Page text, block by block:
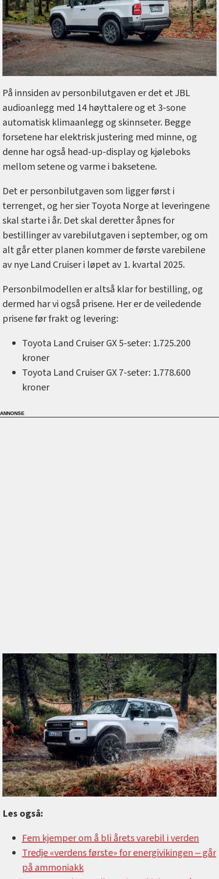
På innsiden av personbilutgaven er det et JBL
audioanlegg med 14 høyttalere og et 3-sone
automatisk klimaanlegg og skinnseter. Begge
forsetene har elektrisk justering med minne, og
denne har også head-up-display og kjøleboks
mellom setene og varme i baksetene.
Det er personbilutgaven som ligger først i
terrenget, og her sier Toyota Norge at leveringene
skal starte i år. Det skal deretter åpnes for
bestillinger av varebilutgaven i september, og om
alt går etter planen kommer de første varebilene
av nye Land Cruiser i løpet av 1. kvartal 2025.
Personbilmodellen er altså klar for bestilling, og
dermed har vi også prisene. Her er de veiledende
prisene før frakt og levering:
Toyota Land Cruiser GX 5-seter: 1.725.200
kroner
Toyota Land Cruiser GX 7-seter: 1.778.600
kroner
Les også:
Fem kjemper om å bli årets varebil i verden
Tredje «verdens første» for energivikingen ‒ går
på ammoniakk